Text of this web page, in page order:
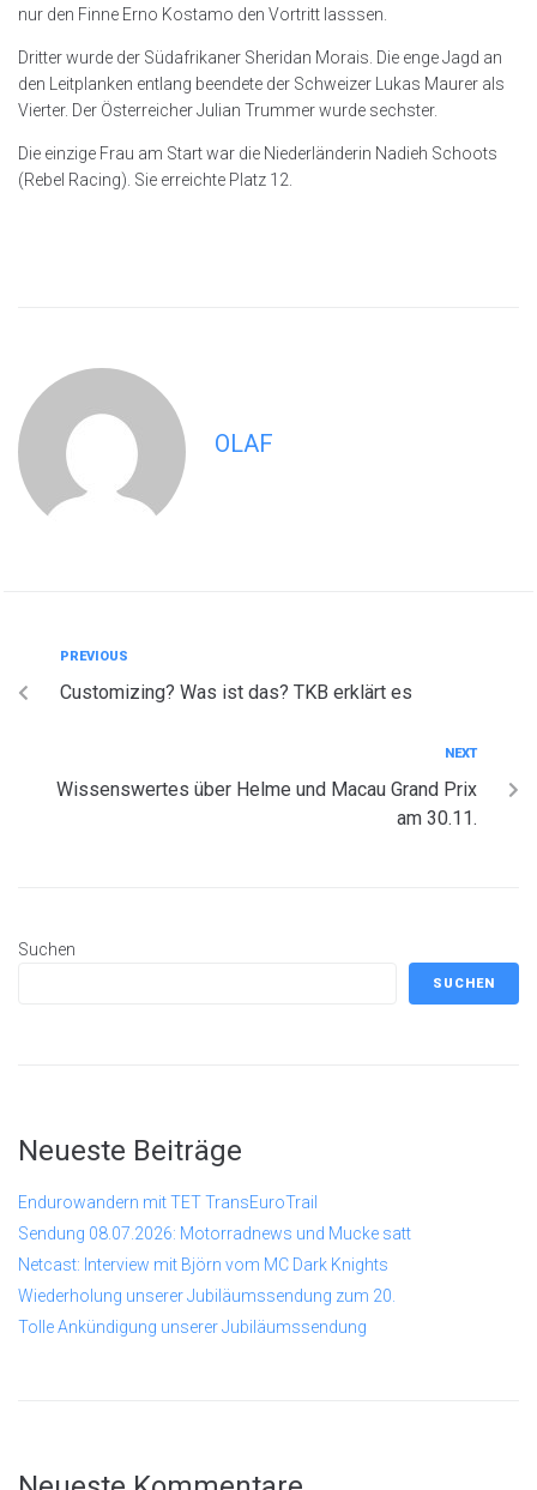
nur den Finne Erno Kostamo den Vortritt lasssen.
Dritter wurde der Südafrikaner Sheridan Morais. Die enge Jagd an
den Leitplanken entlang beendete der Schweizer Lukas Maurer als
Vierter. Der Österreicher Julian Trummer wurde sechster.
Die einzige Frau am Start war die Niederländerin Nadieh Schoots
(Rebel Racing). Sie erreichte Platz 12.
OLAF
PREVIOUS
Customizing? Was ist das? TKB erklärt es
NEXT
Wissenswertes über Helme und Macau Grand Prix
am 30.11.
Suchen
SUCHEN
Neueste Beiträge
Endurowandern mit TET TransEuroTrail
Sendung 08.07.2026: Motorradnews und Mucke satt
Netcast: Interview mit Björn vom MC Dark Knights
Wiederholung unserer Jubiläumssendung zum 20.
Tolle Ankündigung unserer Jubiläumssendung